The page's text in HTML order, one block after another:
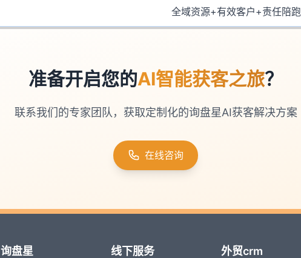
全域资源+有效客户+责任陪跑
准备开启您的AI智能获客之旅？
联系我们的专家团队，获取定制化的询盘星AI获客解决方案
在线咨询
询盘星 线下服务 外贸crm